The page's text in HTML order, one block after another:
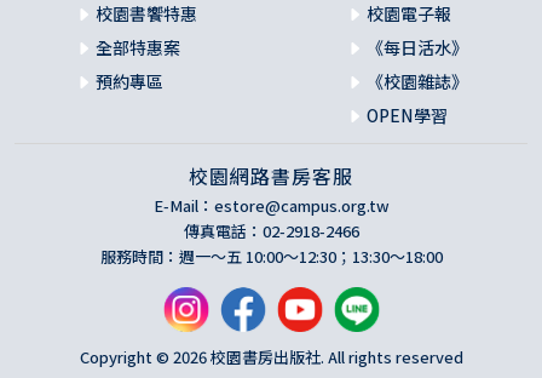
校園書饗特惠
全部特惠案
預約專區
校園電子報
《每日活水》
《校園雜誌》
OPEN學習
校園網路書房客服
E-Mail： estore@campus.org.tw
傳真電話：02-2918-2466
服務時間：週一～五 10:00～12:30；13:30～18:00
Copyright © 2026 校園書房出版社. All rights reserved